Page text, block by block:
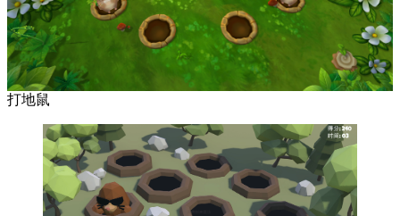
打地鼠